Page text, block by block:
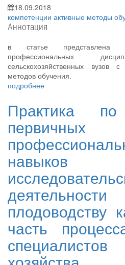
18.09.2018
компетенции активные методы
Аннотация
в статье представлена
профессиональных
сельскохозяйственных вузов
методов обучения.
подробнее
Практика
первичных
навыков
плодоводству
часть